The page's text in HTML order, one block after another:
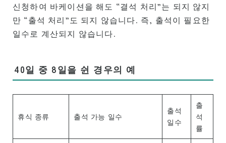
고급 레벨
비즈니스 영어
개인 레슨
수강료
신규・학생 비자(F-1 비자) 소지자의 학비
신청하여 바케이션을 해도 “결석 처리”는 되지 않지
만 “출석 처리”도 되지 않습니다. 즉, 출석이 필요한
일수로 계산되지 않습니다.
40일 중 8일을 쉰 경우의 예
휴식 종류 출석 가능 일수
출석
일수
출
석
률